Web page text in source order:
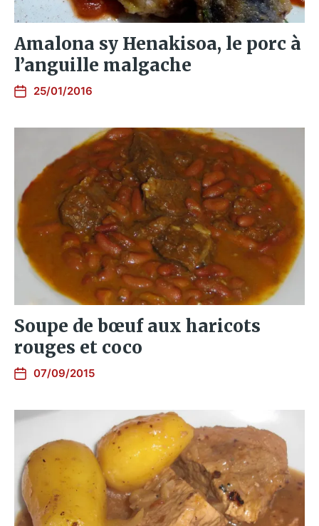
Amalona sy Henakisoa, le porc à
l’anguille malgache
25/01/2016
Soupe de bœuf aux haricots
rouges et coco
07/09/2015